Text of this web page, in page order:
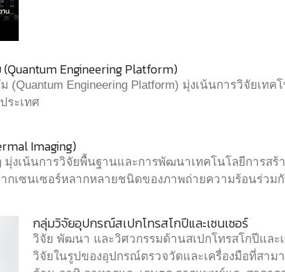
Engineering Platform)
Engineering Platform) มุ่งเน้นการวิจัยเทค
ระเทศ
Imaging)
มุ่งเน้นการวิจัยพื้นฐานและการพัฒนาเทคโนโลยีการสร้
กเซนเซอร์หลากหลายชนิดของภาพถ่ายความร้อนร่ว
กลุ่มวิจัยอุปกรณ์สเปกโทรสโกปีและเซนเซอร์
วิจัย พัฒนา และวิศวกรรมด้านสเปกโทรสโกปีและ
วิจัยในรูปของอุปกรณ์ตรวจวัดและเครื่องมือที่สาม